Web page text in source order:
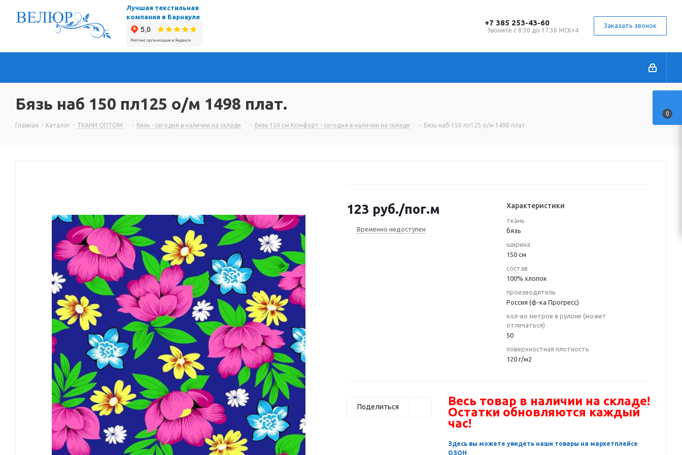
Лучшая текстильная
компания в Барнауле
+7 385 253-43-60
Звоните с 8:30 до 17:30 МСК+4
Заказать звонок
Бязь наб 150 пл125 о/м 1498 плат.
Главная - Каталог - ТКАНИ ОПТОМ - Бязь - сегодня в наличии на складе - Бязь 150 см Комфорт - сегодня в наличии на складе - Бязь наб 150 пл125 о/м 1498 плат.
123 руб./пог.м
Временно недоступен
Характеристики
ткань
бязь
ширина
150 см
состав
100% хлопок
производитель
Россия (ф-ка Прогресс)
кол-во метров в рулоне (может
отличаться)
50
поверхностная плотность
120 г/м2
Поделиться
Весь товар в наличии на складе!
Остатки обновляются каждый
час!
Здесь вы можете увидеть наши товары на маркетплейсе
ОЗОН
0